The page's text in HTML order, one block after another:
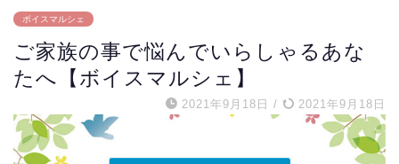
ボイスマルシェ
ご家族の事で悩んでいらしゃるあな
たへ【ボイスマルシェ】
2021年9月18日 / 2021年9月18日